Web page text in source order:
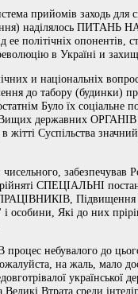
прийомів заходь для
наділялось
політічніх опонентів,
в Україні и
и національніх
до табору (будинки)
Було їх
державних ОРГАНІВ
Суспільства значний
забезпечував
СПЕЦІАЛЬНІ
Підвищення
особини, Які до них
небувалого до
на жаль, мало
української
Втрата среди